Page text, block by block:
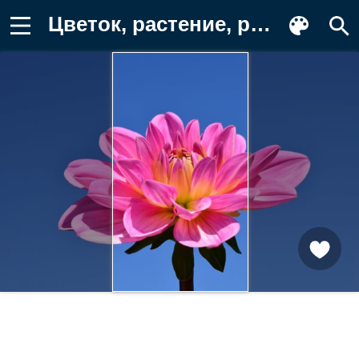
Цветок, растение, розовый, городской Обои